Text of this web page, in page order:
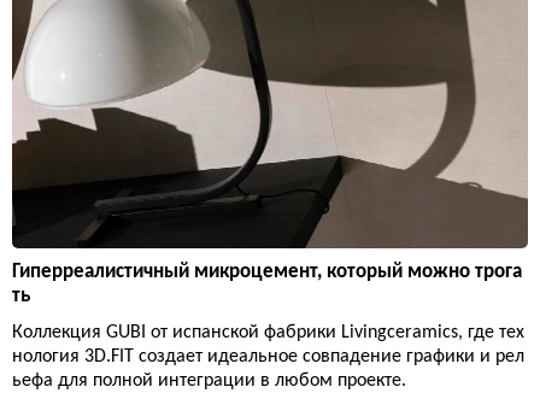
Гиперреалистичный микроцемент, который можно трога
ть
Коллекция GUBI от испанской фабрики Livingceramics, где тех
нология 3D.FIT создает идеальное совпадение графики и рел
ьефа для полной интеграции в любом проекте.